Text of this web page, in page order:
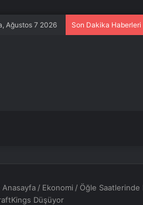
Ağustos 7 2026 Son Dakika Haberleri
Anasayfa / Ekonomi / Öğle Saatlerinde
Düşüyor